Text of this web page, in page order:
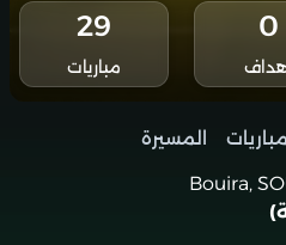
0
29
مباريات
المسيرة
Bouira,